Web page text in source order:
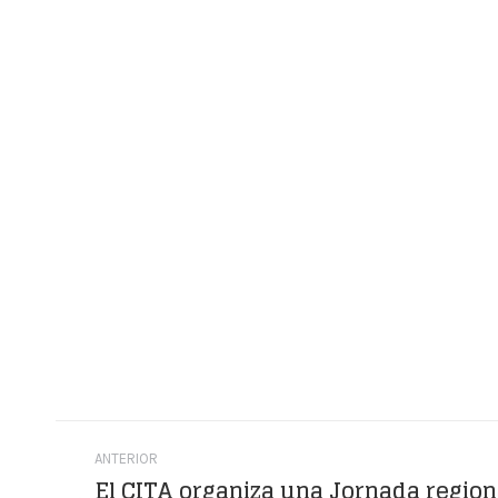
Navegación
ANTERIOR